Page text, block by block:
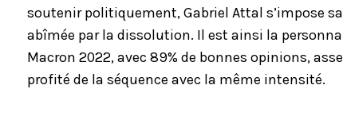
soutenir politiquement, Gabriel Attal s’impose
abîmée par la dissolution. Il est ainsi la
Macron 2022, avec 89% de bonnes opinions,
profité de la séquence avec la même intensité.